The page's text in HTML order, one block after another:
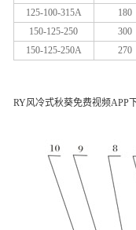
125-100-315A
180
150-125-250
300
150-125-250A
270
RY风冷式秋葵免费视频APP